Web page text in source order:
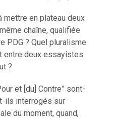
mettre en plateau deux
chaîne, qualifiée
PDG ? Quel pluralisme
entre deux essayistes
?
et [du] Contre” sont-
ils interrogés sur
du moment, quand,